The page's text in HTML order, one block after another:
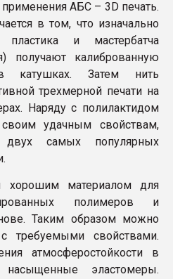
применения АБС – 3D печать.
в том, что изначально
пластика и мастербатча
получают калиброванную
катушках. Затем нить
трехмерной печати на
Наряду с полилактидом
удачным свойствам,
самых популярных
хорошим материалом для
полимеров и
Таким образом можно
требуемыми свойствами.
атмосферостойкости в
эластомеры.